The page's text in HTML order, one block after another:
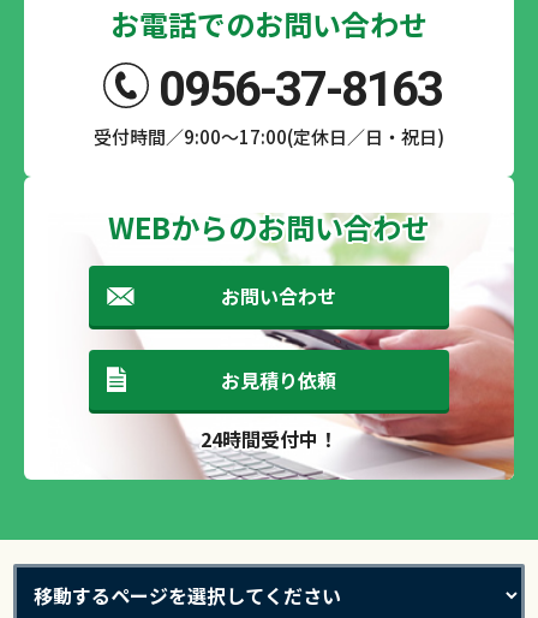
お電話でのお問い合わせ
0956-37-8163
受付時間／9:00～17:00(定休日／日・祝日)
WEBからのお問い合わせ
お問い合わせ
お見積り依頼
24時間受付中！